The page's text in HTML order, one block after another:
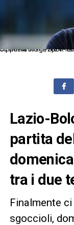
Dc Roma 07/11/2024 - Europa League / Lazio-Porto / foto
Lazio-
partita
tra i due
Finalmente
sgoccioli,